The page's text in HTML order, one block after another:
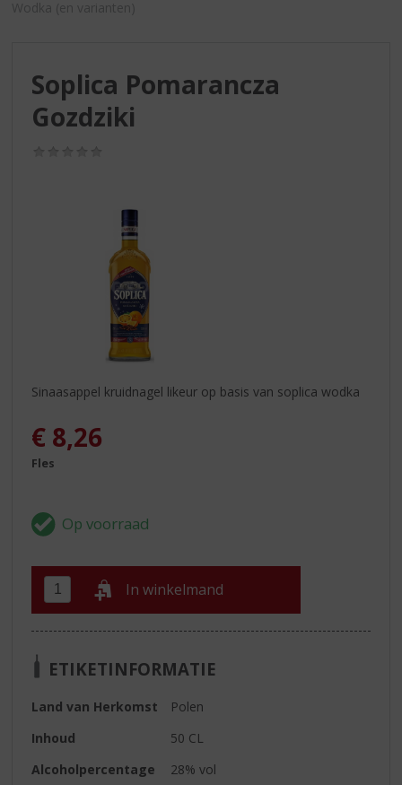
Wodka (en varianten)
Soplica Pomarancza
Gozdziki
Sinaasappel kruidnagel likeur op basis van soplica wodka
€ 8,26
Fles
In winkelmand
ETIKETINFORMATIE
Land van Herkomst
Polen
Inhoud
50 CL
Alcoholpercentage
28% vol